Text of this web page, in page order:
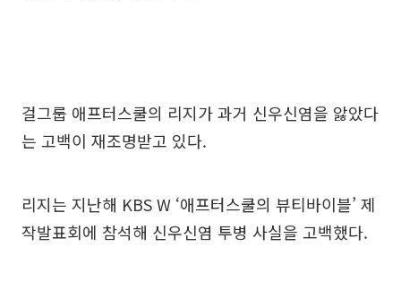
걸그룹 애프터스쿨의 리지가 과거 신우신염을 앓았다
는 고백이 재조명받고 있다.
리지는 지난해 KBS W ‘애프터스쿨의 뷰티바이블’ 제
작발표회에 참석해 신우신염 투병 사실을 고백했다.